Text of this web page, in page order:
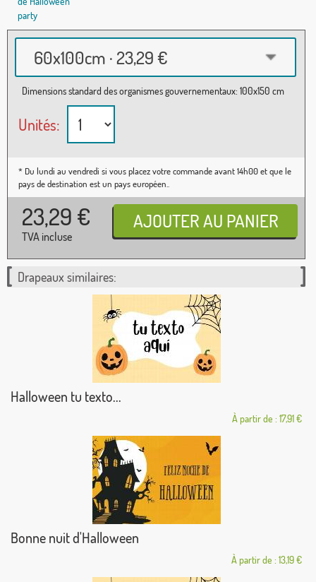
60x100cm · 23,29 €
Dimensions standard des organismes gouvernementaux: 100x150 cm
Unités:
* Du lundi au vendredi si vous placez votre commande avant 14h00 et que le
pays de destination est un pays européen..
23,29 €
TVA incluse
Drapeaux similaires:
Halloween tu texto...
À partir de : 17,91 €
Bonne nuit d'Halloween
À partir de : 13,19 €